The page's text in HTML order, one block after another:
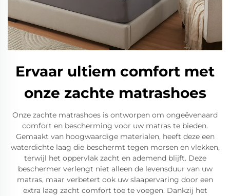
Ervaar ultiem comfort met
onze zachte matrashoes
Onze zachte matrashoes is ontworpen om ongeëvenaard
comfort en bescherming voor uw matras te bieden.
Gemaakt van hoogwaardige materialen, heeft deze een
waterdichte laag die beschermt tegen morsen en vlekken,
terwijl het oppervlak zacht en ademend blijft. Deze
beschermer verlengt niet alleen de levensduur van uw
matras, maar verbetert ook uw slaapervaring door een
extra laag zacht comfort toe te voegen. Dankzij het